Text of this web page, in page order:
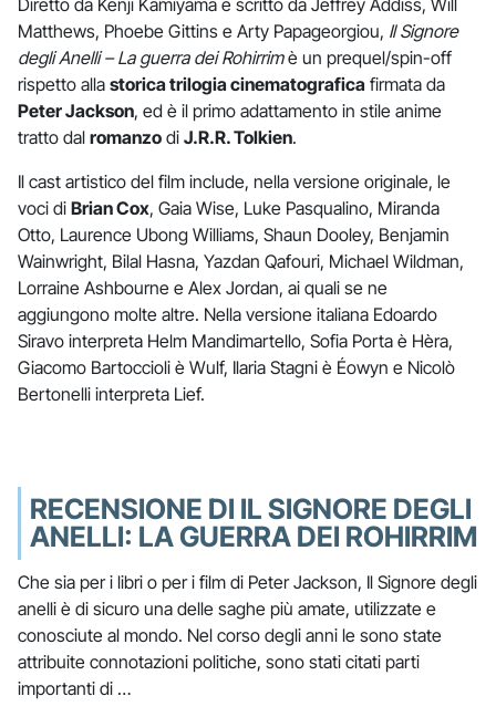
Diretto da Kenji Kamiyama e scritto da Jeffrey Addiss, Will
Matthews, Phoebe Gittins e Arty Papageorgiou, Il Signore
degli Anelli – La guerra dei Rohirrimè un prequel/spin-off
rispetto alla storica trilogia cinematografica firmata da
Peter Jackson, ed è il primo adattamento in stile anime
tratto dal romanzo di J.R.R. Tolkien.
Il cast artistico del film include, nella versione originale, le
voci di Brian Cox, Gaia Wise, Luke Pasqualino, Miranda
Otto, Laurence Ubong Williams, Shaun Dooley, Benjamin
Wainwright, Bilal Hasna, Yazdan Qafouri, Michael Wildman,
Lorraine Ashbourne e Alex Jordan, ai quali se ne
aggiungono molte altre. Nella versione italiana Edoardo
Siravo interpreta Helm Mandimartello, Sofia Porta è Hèra,
Giacomo Bartoccioli è Wulf, Ilaria Stagni è Éowyn e Nicolò
Bertonelli interpreta Lief.
RECENSIONE DI IL SIGNORE DEGLI
ANELLI: LA GUERRA DEI ROHIRRIM
Che sia per i libri o per i film di Peter Jackson, Il Signore degli
anelli è di sicuro una delle saghe più amate, utilizzate e
conosciute al mondo. Nel corso degli anni le sono state
attribuite connotazioni politiche, sono stati citati parti
importanti di …